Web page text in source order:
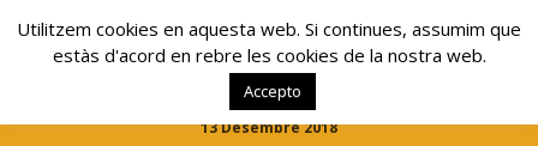
www.lacolla.cat
13 Desembre 2018
Utilitzem cookies en aquesta web. Si continues, assumim que
estàs d'acord en rebre les cookies de la nostra web.
Accepto